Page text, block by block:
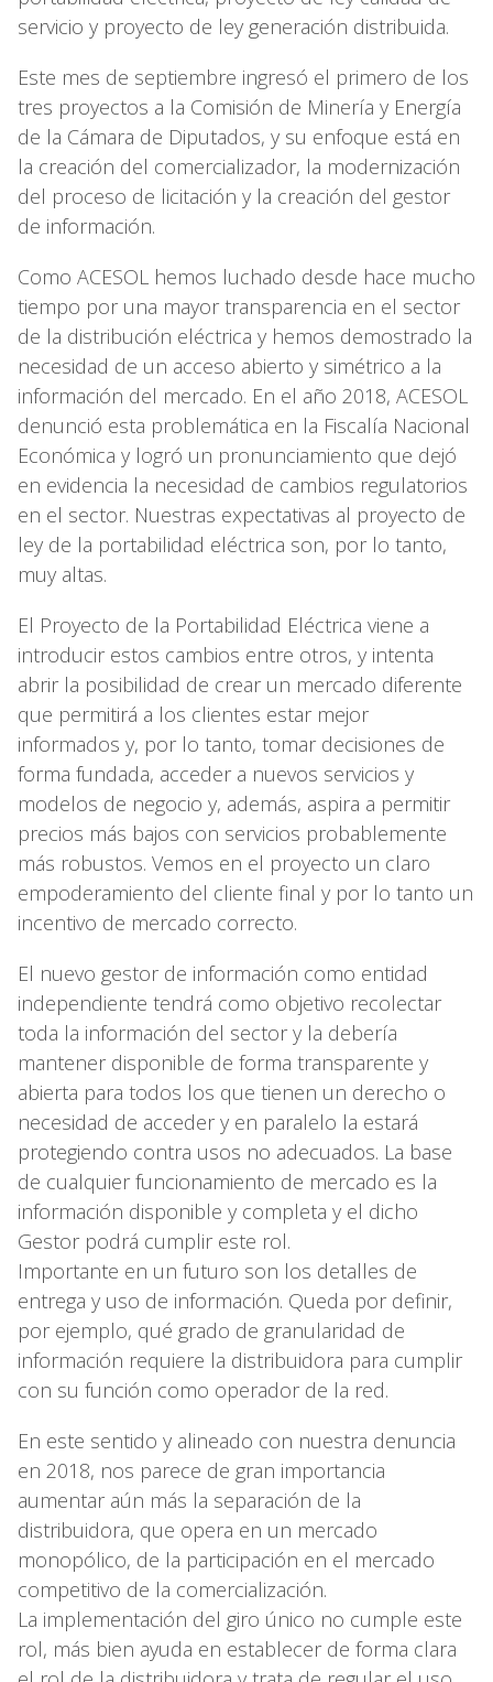
servicio y proyecto de ley generación distribuida.
Este mes de septiembre ingresó el primero de los
tres proyectos a la Comisión de Minería y Energía
de la Cámara de Diputados, y su enfoque está en
la creación del comercializador, la modernización
del proceso de licitación y la creación del gestor
de información.
Como ACESOL hemos luchado desde hace mucho
tiempo por una mayor transparencia en el sector
de la distribución eléctrica y hemos demostrado la
necesidad de un acceso abierto y simétrico a la
información del mercado. En el año 2018, ACESOL
denunció esta problemática en la Fiscalía Nacional
Económica y logró un pronunciamiento que dejó
en evidencia la necesidad de cambios regulatorios
en el sector. Nuestras expectativas al proyecto de
ley de la portabilidad eléctrica son, por lo tanto,
muy altas.
El Proyecto de la Portabilidad Eléctrica viene a
introducir estos cambios entre otros, y intenta
abrir la posibilidad de crear un mercado diferente
que permitirá a los clientes estar mejor
informados y, por lo tanto, tomar decisiones de
forma fundada, acceder a nuevos servicios y
modelos de negocio y, además, aspira a permitir
precios más bajos con servicios probablemente
más robustos. Vemos en el proyecto un claro
empoderamiento del cliente final y por lo tanto un
incentivo de mercado correcto.
El nuevo gestor de información como entidad
independiente tendrá como objetivo recolectar
toda la información del sector y la debería
mantener disponible de forma transparente y
abierta para todos los que tienen un derecho o
necesidad de acceder y en paralelo la estará
protegiendo contra usos no adecuados. La base
de cualquier funcionamiento de mercado es la
información disponible y completa y el dicho
Gestor podrá cumplir este rol.
Importante en un futuro son los detalles de
entrega y uso de información. Queda por definir,
por ejemplo, qué grado de granularidad de
información requiere la distribuidora para cumplir
con su función como operador de la red.
En este sentido y alineado con nuestra denuncia
en 2018, nos parece de gran importancia
aumentar aún más la separación de la
distribuidora, que opera en un mercado
monopólico, de la participación en el mercado
competitivo de la comercialización.
La implementación del giro único no cumple este
rol, más bien ayuda en establecer de forma clara